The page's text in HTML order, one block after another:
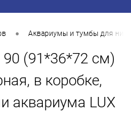
• Аквариумы и тумбы для них
90 (91*36*72 см)
в коробке,
аквариума LUX